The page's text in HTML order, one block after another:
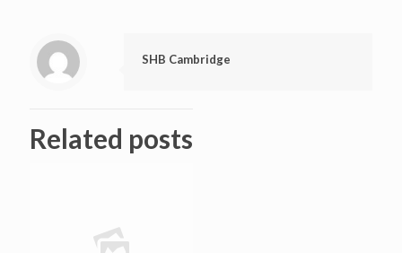
SHB Cambridge
Related posts